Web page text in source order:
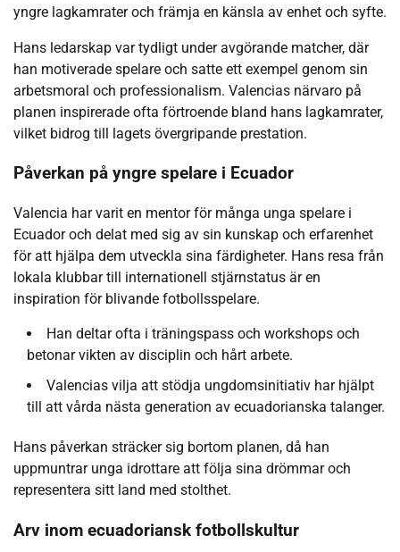
yngre lagkamrater och främja en känsla av enhet och syfte.
Hans ledarskap var tydligt under avgörande matcher, där
han motiverade spelare och satte ett exempel genom sin
arbetsmoral och professionalism. Valencias närvaro på
planen inspirerade ofta förtroende bland hans lagkamrater,
vilket bidrog till lagets övergripande prestation.
Påverkan på yngre spelare i Ecuador
Valencia har varit en mentor för många unga spelare i
Ecuador och delat med sig av sin kunskap och erfarenhet
för att hjälpa dem utveckla sina färdigheter. Hans resa från
lokala klubbar till internationell stjärnstatus är en
inspiration för blivande fotbollsspelare.
Han deltar ofta i träningspass och workshops och
betonar vikten av disciplin och hårt arbete.
Valencias vilja att stödja ungdomsinitiativ har hjälpt
till att vårda nästa generation av ecuadorianska talanger.
Hans påverkan sträcker sig bortom planen, då han
uppmuntrar unga idrottare att följa sina drömmar och
representera sitt land med stolthet.
Arv inom ecuadoriansk fotbollskultur